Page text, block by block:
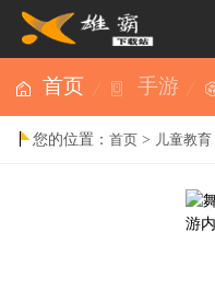
首页 手游
您的位置：首页 > 儿童教育